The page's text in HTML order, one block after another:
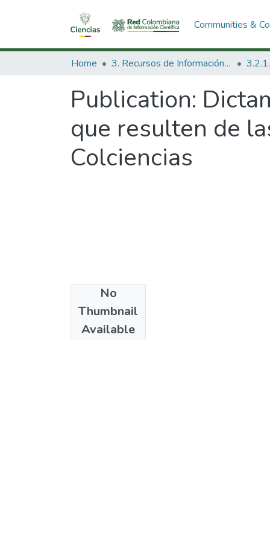
Communities &
Home 3. Recursos de Información Científica y Tecnológica
Publication:
que resulten de
Colciencias
No
Thumbnail
Available
Publisher
Colciencias